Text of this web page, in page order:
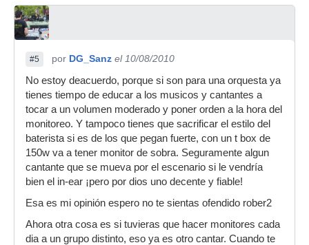
#5 por DG_Sanz el 10/08/2010
No estoy deacuerdo, porque si son para una orquesta ya
tienes tiempo de educar a los musicos y cantantes a
tocar a un volumen moderado y poner orden a la hora del
monitoreo. Y tampoco tienes que sacrificar el estilo del
baterista si es de los que pegan fuerte, con un t box de
150w va a tener monitor de sobra. Seguramente algun
cantante que se mueva por el escenario si le vendría
bien el in-ear ¡pero por dios uno decente y fiable!
Esa es mi opinión espero no te sientas ofendido rober2
Ahora otra cosa es si tuvieras que hacer monitores cada
dia a un grupo distinto, eso ya es otro cantar. Cuando te